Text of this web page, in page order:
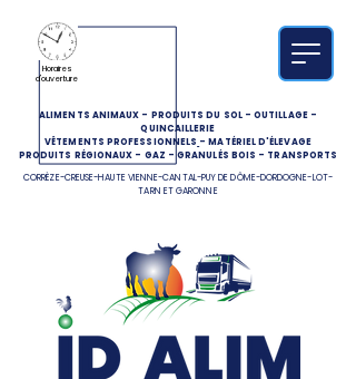
ALIMENTS ANIMAUX - PRODUITS DU SOL-OUTILLAGE-
QUINCAILLERIE
VÊTEMENTS PROFESSIONNELS -MATÉRIEL D'ÉLEVAGE
PRODUITS RÉGIONAUX - GAZ -GRANULÉS BOIS - TRANSPORTS
CORRÈZE-CREUSE-HAUTE VIENNE-CANTAL-PUY DE DÔME-DORDOGNE-LOT-
TARN ET GARONNE
Horaires
d'ouverture